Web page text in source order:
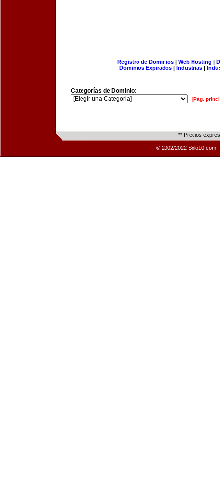
Registro de Dominios| Web Hosting |
Dominios Expirados | Industrias |
Categorías de Dominio:
[Pág.
** Precios
© 2002/2022 Solo10.com